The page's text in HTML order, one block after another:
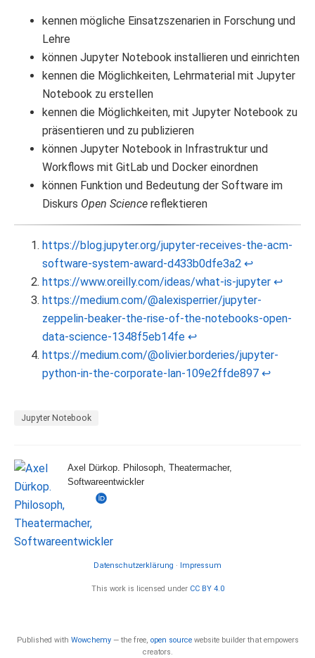
kennen mögliche Einsatzszenarien in Forschung und
Lehre
können Jupyter Notebook installieren und einrichten
kennen die Möglichkeiten, Lehrmaterial mit Jupyter
Notebook zu erstellen
kennen die Möglichkeiten, mit Jupyter Notebook zu
präsentieren und zu publizieren
können Jupyter Notebook in Infrastruktur und
Workflows mit GitLab und Docker einordnen
können Funktion und Bedeutung der Software im
Diskurs Open Science reflektieren
https://blog.jupyter.org/jupyter-receives-the-acm-
software-system-award-d433b0dfe3a2 ↩︎
https://www.oreilly.com/ideas/what-is-jupyter ↩︎
https://medium.com/@alexisperrier/jupyter-
zeppelin-beaker-the-rise-of-the-notebooks-open-
data-science-1348f5eb14fe ↩︎
https://medium.com/@olivier.borderies/jupyter-
python-in-the-corporate-lan-109e2ffde897 ↩︎
Jupyter Notebook
Axel Dürkop. Philosoph, Theatermacher,
Softwareentwickler
Datenschutzerklärung · Impressum
This work is licensed under CC BY 4.0
Published with Wowchemy— the free, open sourcewebsite builder that empowers
creators.